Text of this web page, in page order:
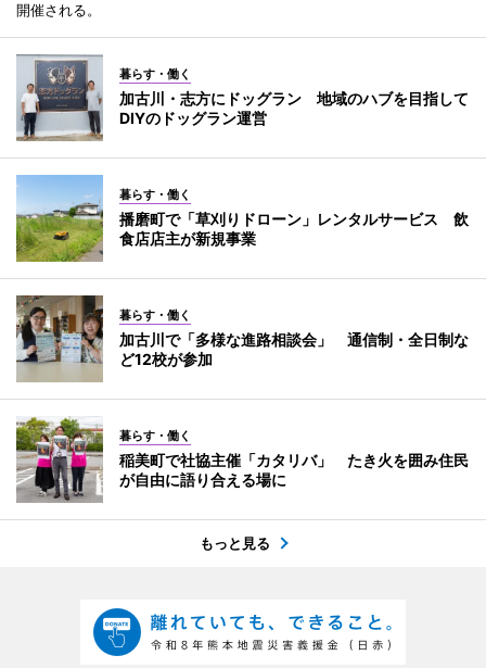
開催される。
暮らす・働く
加古川・志方にドッグラン 地域のハブを目指して
DIYのドッグラン運営
暮らす・働く
播磨町で「草刈りドローン」レンタルサービス 飲
食店店主が新規事業
暮らす・働く
加古川で「多様な進路相談会」 通信制・全日制な
ど12校が参加
暮らす・働く
稲美町で社協主催「カタリバ」 たき火を囲み住民
が自由に語り合える場に
もっと見る